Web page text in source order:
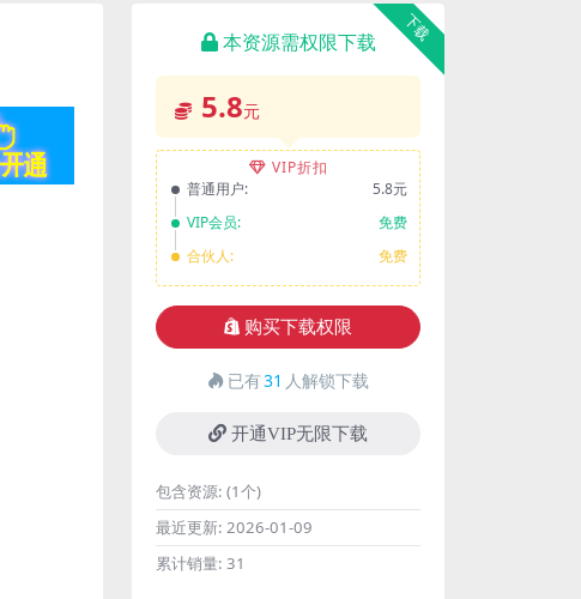
下载
本资源需权限下载
5.8元
VIP折扣
普通用户:
5.8元
VIP会员:
免费
合伙人:
免费
购买下载权限
已有31 人解锁下载
开通VIP无限下载
包含资源: (1个)
最近更新: 2026-01-09
累计销量: 31